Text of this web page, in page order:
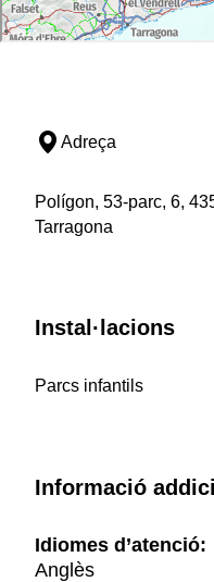
Adreça
Polígon, 53-parc, 6,
Tarragona
Instal·lacions
Parcs infantils
Informació
Idiomes d’atenció:
Anglès